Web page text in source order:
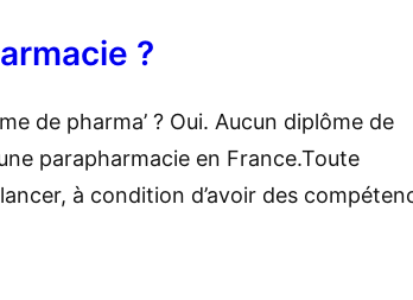
?
de pharma’ ? Oui. Aucun diplôme de
parapharmacie en France.​Toute
à condition d’avoir des